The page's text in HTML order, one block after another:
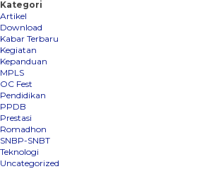
Kategori
Artikel
Download
Kabar Terbaru
Kegiatan
Kepanduan
MPLS
OC Fest
Pendidikan
PPDB
Prestasi
Romadhon
SNBP-SNBT
Teknologi
Uncategorized